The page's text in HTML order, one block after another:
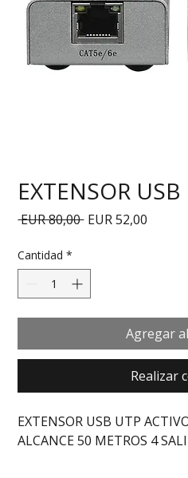
EXTENSOR
EUR 80,00 Precio
EUR 52,00
Cantidad *
Agregar
Realizar
EXTENSOR USB UTP
ALCANCE 50 METROS 4